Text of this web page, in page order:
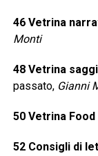
46 Vetrina
Monti
48 Vetrina saggi
passato, Gianni
50 Vetrina Food
52 Consigli di